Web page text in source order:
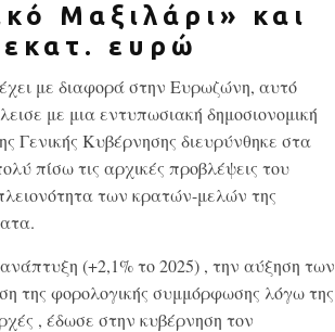
Μαξιλάρι» και
ευρώ
με διαφορά στην Ευρωζώνη, αυτό
με μια εντυπωσιακή δημοσιονομική
Γενικής Κυβέρνησης διευρύνθηκε στα
πίσω τις αρχικές προβλέψεις του
των κρατών-μελών της
(+2,1% το 2025) , την αύξηση των
της φορολογικής συμμόρφωσης λόγω της
, έδωσε στην κυβέρνηση τον